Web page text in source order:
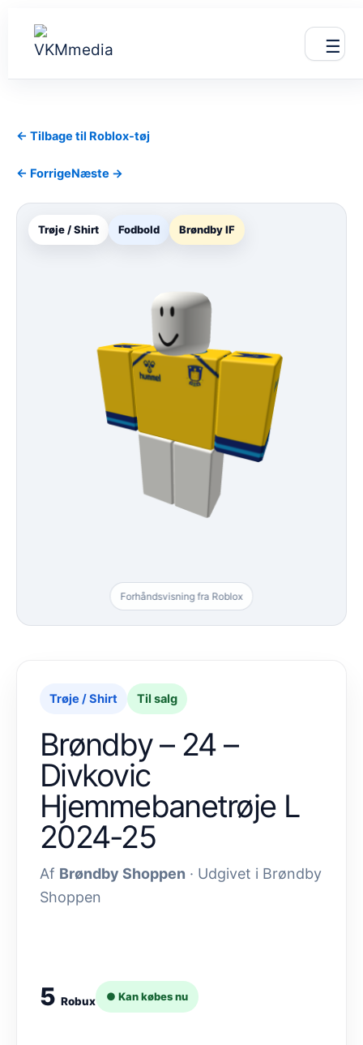
indholdet
☰
← Tilbage til Roblox-tøj
← ForrigeNæste →
Trøje / Shirt Fodbold Brøndby IF
Forhåndsvisning fra Roblox
Trøje / Shirt Til salg
Brøndby – 24 –
Divkovic
Hjemmebanetrøje L
2024-25
Af Brøndby Shoppen · Udgivet i Brøndby
Shoppen
5 Robux ● Kan købes nu